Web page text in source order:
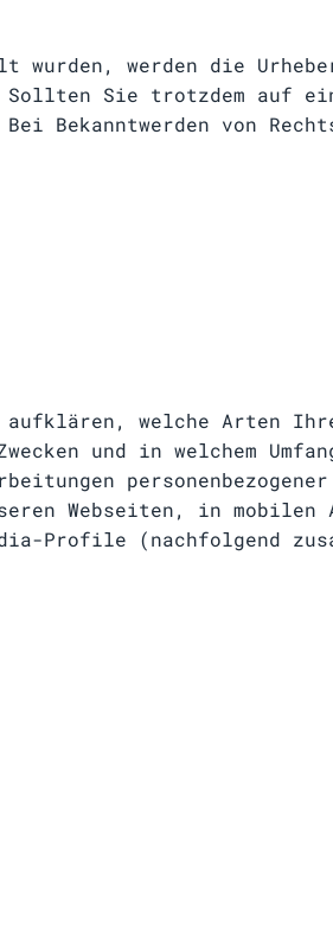
werden die
Sie trotzdem auf
Bekanntwerden von
welche Arten
und in welchem
personenbezogener
Webseiten, in mobilen
Profile (nachfolgend